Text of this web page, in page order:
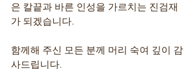
은 칼끝과 바른 인성을 가르치는 진검재
가 되겠습니다.
함께해 주신 모든 분께 머리 숙여 깊이 감
사드립니다.